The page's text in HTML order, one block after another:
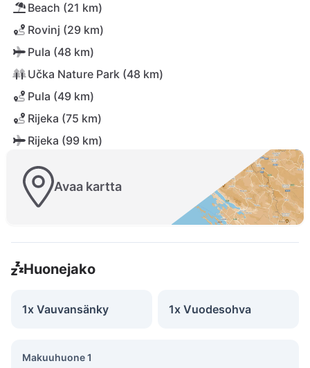
Beach (21 km)
Rovinj (29 km)
Pula (48 km)
Učka Nature Park (48 km)
Pula (49 km)
Rijeka (75 km)
Rijeka (99 km)
Avaa kartta
Huonejako
1x Vauvansänky 1x Vuodesohva
Makuuhuone 1